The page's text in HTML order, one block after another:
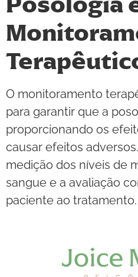
O monitoramento
para garantir que a
proporcionando os
causar efeitos
medição dos níveis de
sangue e a avaliação
paciente ao tratamento.